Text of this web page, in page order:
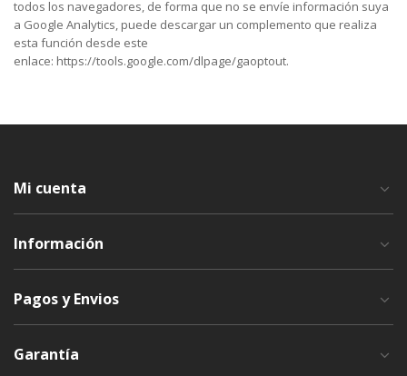
todos los navegadores, de forma que no se envíe información suya
a Google Analytics, puede descargar un complemento que realiza
esta función desde este
enlace: https://tools.google.com/dlpage/gaoptout.
Mi cuenta
Información
Pagos y Envios
Garantía